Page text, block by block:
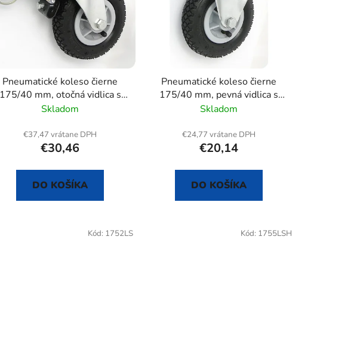
u
k
Pneumatické koleso čierne
175/40 mm, otočná vidlica s
doskou+brzda
Skladom
€37,47 vrátane DPH
€30,46
DO KOŠÍKA
Pneumatické koleso čierne
175/40 mm, pevná vidlica s
doskou
Skladom
€24,77 vrátane DPH
€20,14
DO KOŠÍKA
Kód: 1752LS Kód: 1755LSH